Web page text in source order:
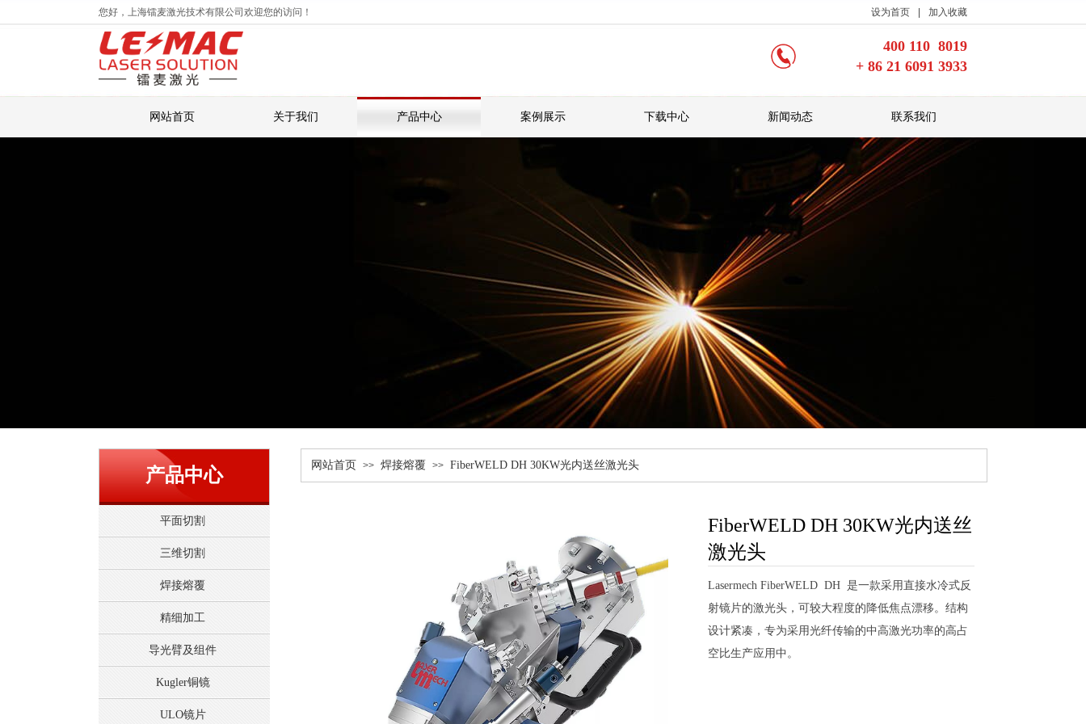
400 110 8019
+ 86 21 6091 3933
您好， 上海镭麦激光技术有限公司 欢迎您的访问！ 设为首页 加入收藏
网站首页 关于我们 产品中心 案例展示 下载中心 新闻动态 联系我们
产品中心 网站首页 >> 焊接熔覆 >> FiberWELD DH 30KW光内送丝激光头
FiberWELD DH 30KW光内送丝
激光头
Lasermech FiberWELD DH 是一款采用直接水冷式反
射镜片的激光头，可较大程度的降低焦点漂移。结构
设计紧凑，专为采用光纤传输的中高激光功率的高占
空比生产应用中。
平面切割
三维切割
焊接熔覆
精细加工
导光臂及组件
Kugler铜镜
ULO镜片